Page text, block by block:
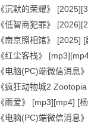
《沉默的荣耀》
《低智商犯罪》
《南京照相馆》 [2025] [
《红尘客栈》
《电脑(PC)端微信消息》
《疯狂动物城2 Zootopia
《雨爱》 [mp3][mp4] [杨
《电脑(PC)端微信消息》